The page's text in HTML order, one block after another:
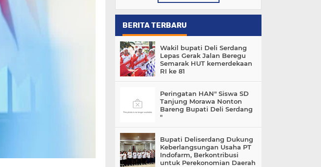
BERITA TERBARU
Wakil bupati Deli Serdang
Lepas Gerak Jalan Beregu
Semarak HUT kemerdekaan
RI ke 81
Peringatan HAN" Siswa SD
Tanjung Morawa Nonton
Bareng Bupati Deli Serdang
"
Bupati Deliserdang Dukung
Keberlangsungan Usaha PT
Indofarm, Berkontribusi
untuk Perekonomian Daerah